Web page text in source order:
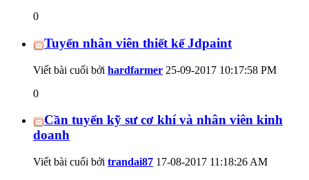
0
Tuyển nhân viên thiết kế Jdpaint
Viết bài cuối bởi hardfarmer 25-09-2017 10:17:58 PM
0
Cần tuyển kỹ sư cơ khí và nhân viên kinh
doanh
Viết bài cuối bởi trandai87 17-08-2017 11:18:26 AM